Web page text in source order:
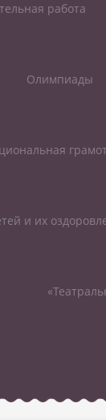
работа
Олимпиады
и их